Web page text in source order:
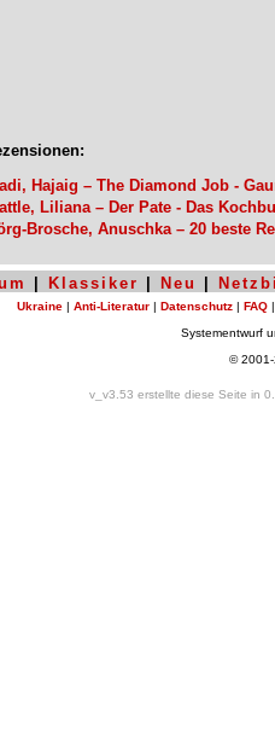
Hajaig – The Diamond Job -
Liliana – Der Pate - Das
Brosche, Anuschka – 20 beste
Klassiker Neu
Ukraine | Anti-Literatur | Datenschutz | FAQ
Systementwurf
©
v_v3.53 erstellte diese Seite in